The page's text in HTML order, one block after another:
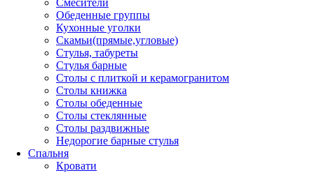
Обеденные группы
Кухонные уголки
Скамьи(прямые,угловые)
Стулья, табуреты
Стулья барные
Столы с плиткой и керамогранитом
Столы книжка
Столы обеденные
Столы стеклянные
Столы раздвижные
Недорогие барные стулья
Спальня
Кровати